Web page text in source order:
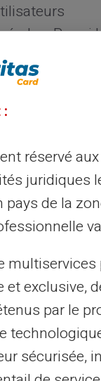
Parmi
9 juillet 2026
néobanque,
les utilisateurs
une chose
des billets.
réclamé, et
la rubrique «
» . La
réservé
juridiques
de la
multiservices
exclusive,
par le
sécurisée,